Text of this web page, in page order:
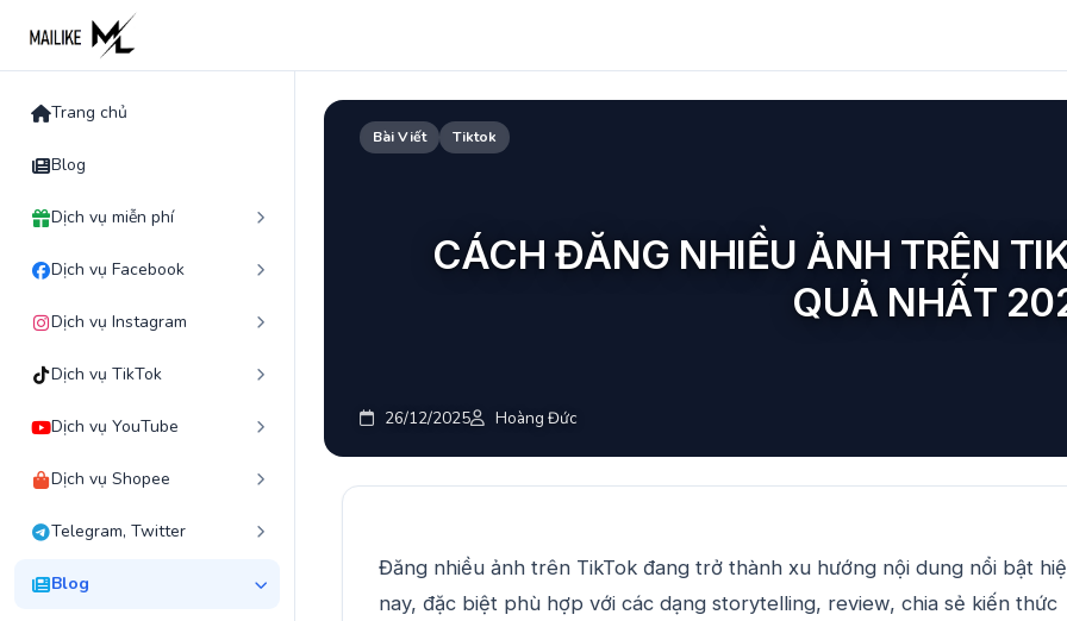
content
Trang chủ
Blog
Dịch vụ miễn phí
Dịch vụ Facebook
Dịch vụ Instagram
Dịch vụ TikTok
Dịch vụ YouTube
Dịch vụ Shopee
Telegram, Twitter
Blog
Bài Viết Tiktok
CÁCH ĐĂNG NHIỀU ẢNH TRÊN
QUẢ NHẤT
26/12/2025 Hoàng Đức
Đăng nhiều ảnh trên TikTok đang trở thành xu hướng nội dung nổi bật
nay, đặc biệt phù hợp với các dạng storytelling, review, chia sẻ kiến thức